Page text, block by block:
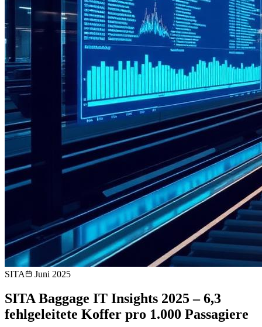
SITA Juni 2025
SITA Baggage IT Insights 2025 – 6,3
fehlgeleitete Koffer pro 1.000 Passagiere